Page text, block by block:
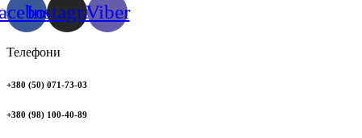
InstagramViber
Телефони
+380 (50) 071-73-03
+380 (98) 100-40-89